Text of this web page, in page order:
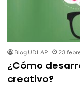
Blog UDLAP 23
¿Cómo
creativo?